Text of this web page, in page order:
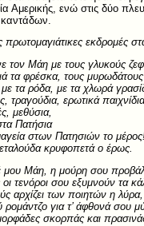
Αμερικής, ενώ στις δύο
πρωτομαγιάτικες εκδρομές
τον Μάη με τους γλυκούς
τα φρέσκα, τους μυρωδάτους
τα ρόδα, με τα χλωρά
τραγούδια, ερωτικά
μεθύσια,
Πατήσια
στων Πατησιών το
κρυφοπετά ο έρως.
μου Μάη, η μούρη σου
τενόροι σου εξυμνούν τα
αρχίζει των ποιητών η λύρα,
ρομάντζο για τ’ άφθονά σου
σκορπάς και